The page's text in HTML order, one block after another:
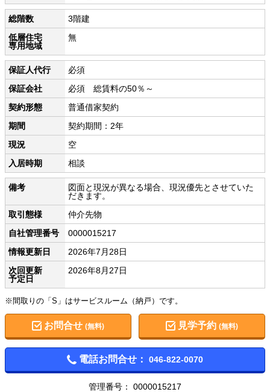
総階数
3階建
低層住宅
専用地域
無
保証人代行
必須
保証会社
必須 総賃料の50％～
契約形態
普通借家契約
期間
契約期間：2年
現況
空
入居時期
相談
備考
図面と現況が異なる場合、現況優先とさせていた
だきます。
取引態様
仲介先物
自社管理番号
0000015217
情報更新日
2026年7月28日
次回更新
予定日
2026年8月27日
※間取りの「S」はサービスルーム（納戸）です。
お問合せ (無料) 見学予約(無料)
電話お問合せ： 046-822-0070
管理番号： 0000015217